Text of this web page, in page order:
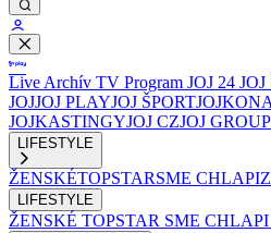
Live Archív TV Program JOJ 24 JOJ
JOJJOJ PLAYJOJ ŠPORTJOJKO
JOJKASTINGYJOJ CZJOJ GROUP
LIFESTYLE
ŽENSKÉTOPSTARSME CHLAPI
LIFESTYLE
ŽENSKÉ TOPSTAR SME CHLAPI